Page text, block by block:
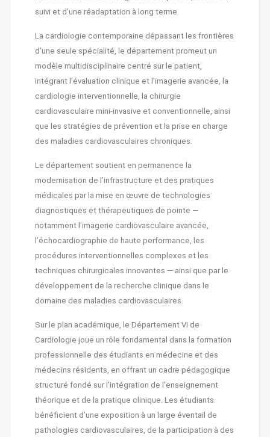
suivi et d’une réadaptation à long terme.
La cardiologie contemporaine dépassant les frontières
d’une seule spécialité, le département promeut un
modèle multidisciplinaire centré sur le patient,
intégrant l’évaluation clinique et l’imagerie avancée, la
cardiologie interventionnelle, la chirurgie
cardiovasculaire mini-invasive et conventionnelle, ainsi
que les stratégies de prévention et la prise en charge
des maladies cardiovasculaires chroniques.
Le département soutient en permanence la
modernisation de l’infrastructure et des pratiques
médicales par la mise en œuvre de technologies
diagnostiques et thérapeutiques de pointe —
notamment l’imagerie cardiovasculaire avancée,
l’échocardiographie de haute performance, les
procédures interventionnelles complexes et les
techniques chirurgicales innovantes — ainsi que par le
développement de la recherche clinique dans le
domaine des maladies cardiovasculaires.
Sur le plan académique, le Département VI de
Cardiologie joue un rôle fondamental dans la formation
professionnelle des étudiants en médecine et des
médecins résidents, en offrant un cadre pédagogique
structuré fondé sur l’intégration de l’enseignement
théorique et de la pratique clinique. Les étudiants
bénéficient d’une exposition à un large éventail de
pathologies cardiovasculaires, de la participation à des